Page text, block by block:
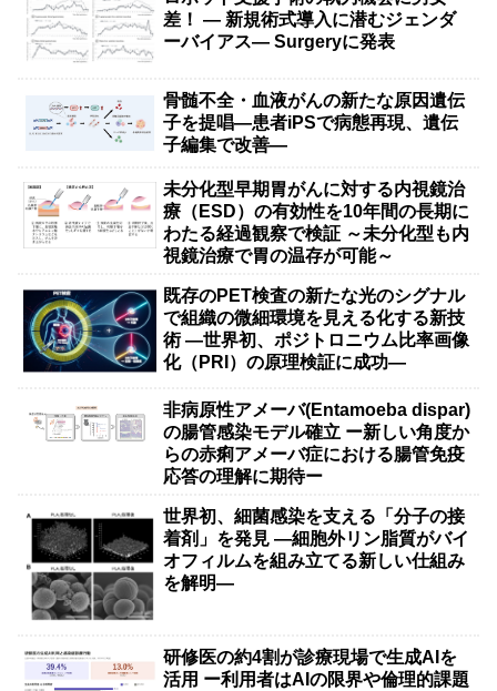
差！ — 新規術式導入に潜むジェンダ
ーバイアス— Surgeryに発表
骨髄不全・血液がんの新たな原因遺伝
子を提唱―患者iPSで病態再現、遺伝
子編集で改善―
未分化型早期胃がんに対する内視鏡治
療（ESD）の有効性を10年間の長期に
わたる経過観察で検証 ～未分化型も内
視鏡治療で胃の温存が可能～
既存のPET検査の新たな光のシグナル
で組織の微細環境を見える化する新技
術 ―世界初、ポジトロニウム比率画像
化（PRI）の原理検証に成功―
非病原性アメーバ(Entamoeba dispar)
の腸管感染モデル確立 ー新しい角度か
らの赤痢アメーバ症における腸管免疫
応答の理解に期待ー
世界初、細菌感染を支える「分子の接
着剤」を発見 ―細胞外リン脂質がバイ
オフィルムを組み立てる新しい仕組み
を解明―
研修医の約4割が診療現場で生成AIを
活用 ー利用者はAIの限界や倫理的課題